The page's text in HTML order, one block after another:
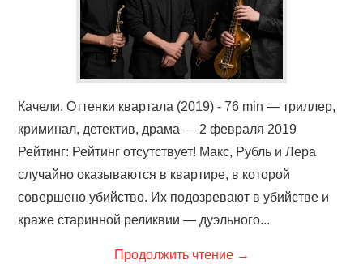
Качели. Оттенки квартала (2019) - 76 min — триллер,
криминал, детектив, драма — 2 февраля 2019
Рейтинг: Рейтинг отсутствует! Макс, Рубль и Лера
случайно оказываются в квартире, в которой
совершено убийство. Их подозревают в убийстве и
краже старинной реликвии — дуэльного...
Продолжить чтение →